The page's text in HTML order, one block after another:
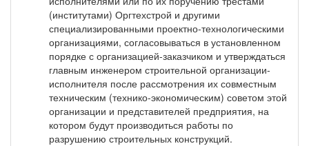
(институтами) Оргтехстрой и другими
специализированными проектно-технологическими
организациями, согласовываться в установленном
порядке с организацией-заказчиком и утверждаться
главным инженером строительной организации-
исполнителя после рассмотрения их совместным
техническим (технико-экономическим) советом этой
организации и представителей предприятия, на
котором будут производиться работы по
разрушению строительных конструкций.